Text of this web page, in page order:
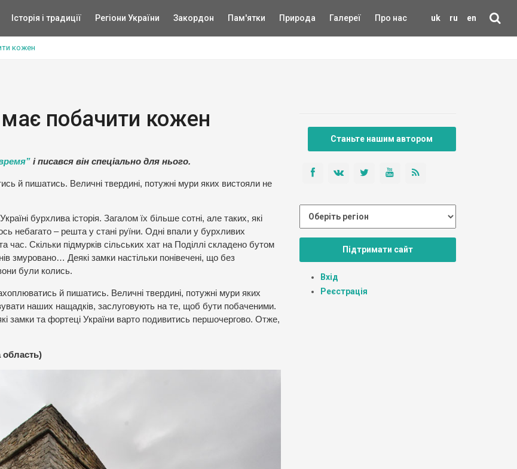
uk ru en
Історія і традиції Регіони України Закордон Пам'ятки Природа Галереї Про нас
кожен
має побачити кожен
і писався він спеціально для нього.
й пишатись. Величні твердині, потужні мури яких вистояли не
бурхлива історія. Загалом їх більше сотні, але таких, які
небагато – решта у стані руїни. Одні впали у бурхливих
Скільки підмурків сільських хат на Поділлі складено бутом
змуровано… Деякі замки настільки понівечені, що без
були колись.
й пишатись. Величні твердині, потужні мури яких
наших нащадків, заслуговують на те, щоб бути побаченими.
замки та фортеці України варто подивитись першочергово. Отже,
область)
Станьте нашим автором
Підтримати сайт
Вхід
Реєстрація